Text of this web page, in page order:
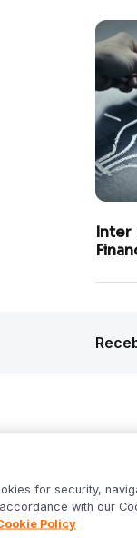
Inter
for security,
with our
Policy